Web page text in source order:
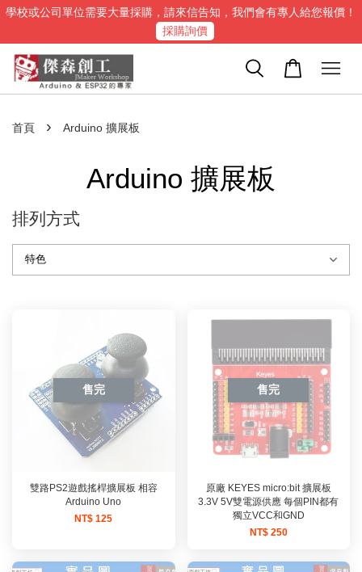
學校或公司單位需要大量採購，請來信告知，我們會有專人給您報價！
採購詢價
首頁 › Arduino 擴展板
Arduino 擴展板
排列方式
售完
雙路PS2遊戲搖桿擴展板 相容
Arduino Uno
NT$ 125
售完
原廠 KEYES micro:bit 擴展板
3.3V 5V雙電源供應 每個PIN都有
獨立VCC和GND
NT$ 250